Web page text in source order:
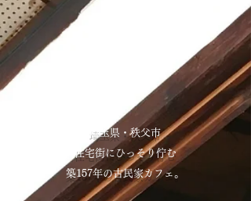
埼玉県・秩父市
住宅街にひっそり佇む​
築157年の古民家カフェ。